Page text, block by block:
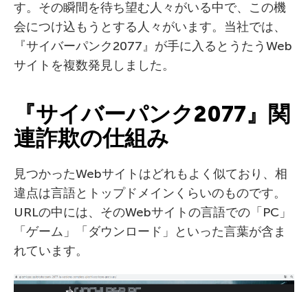
す。その瞬間を待ち望む人々がいる中で、この機
会につけ込もうとする人々がいます。当社では、
『サイバーパンク2077』が手に入るとうたうWeb
サイトを複数発見しました。
『サイバーパンク2077』関
連詐欺の仕組み
見つかったWebサイトはどれもよく似ており、相
違点は言語とトップドメインくらいのものです。
URLの中には、そのWebサイトの言語での「PC」
「ゲーム」「ダウンロード」といった言葉が含ま
れています。